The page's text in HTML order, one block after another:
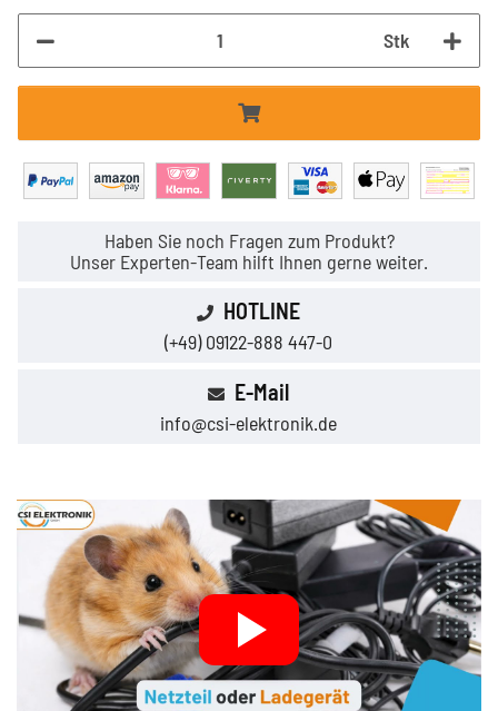
Stk
Haben Sie noch Fragen zum Produkt?
Unser Experten-Team hilft Ihnen gerne weiter.
HOTLINE
(+49) 09122-888 447-0
E-Mail
info@csi-elektronik.de